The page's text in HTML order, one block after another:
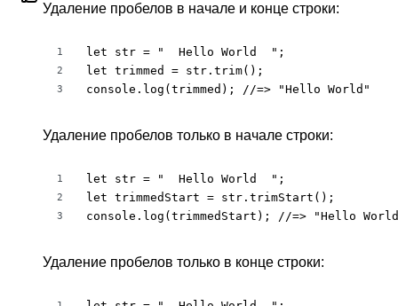
Удаление пробелов в начале и конце строки:
1
2
3
let str = "  Hello World  ";
let trimmed = str.trim();
console.log(trimmed); //=> "Hello World"
Удаление пробелов только в начале строки:
1
2
3
let str = "  Hello World  ";
let trimmedStart = str.trimStart();
console.log(trimmedStart); //=> "Hello
Удаление пробелов только в конце строки: